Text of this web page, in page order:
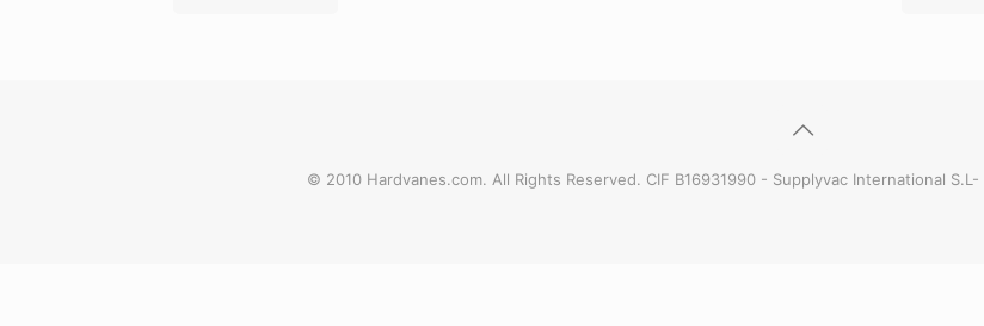
© 2010 Hardvanes.com. All Rights Reserved. CIF B16931990 - Supplyvac International S.L-